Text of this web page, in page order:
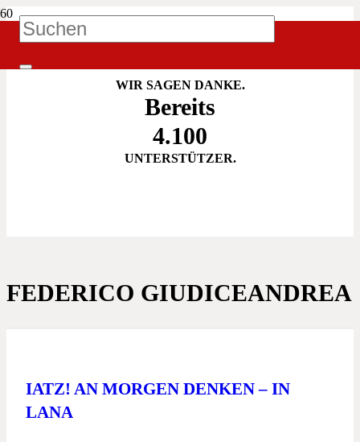
WIR SAGEN DANKE.
Bereits
4.100
UNTERSTÜTZER.
FEDERICO GIUDICEANDREA
IATZ! AN MORGEN DENKEN – IN
LANA